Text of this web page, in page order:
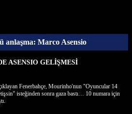
anlaşma: Marco Asensio
ASENSIO GELİŞMESİ
Fenerbahçe, Mourinho'nun "Oyuncular 14
isteğinden sonra gaza bastı… 10 numara için